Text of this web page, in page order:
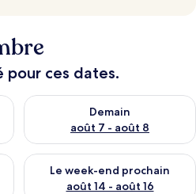
pour ces dates.
soir août 6 - août 7
Demain
août 7 - août 8
Vérifier la disponibilité pour
week-end août 7 - août 9
Le week-end prochain
août 14 - août 16
Vérifier la disponibilité pour